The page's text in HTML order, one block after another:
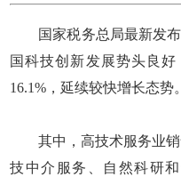
国家税务总局最新发布
国科技创新发展势头良
16.1%，延续较快增长态势。
其中，高技术服务业销
技中介服务、自然科研